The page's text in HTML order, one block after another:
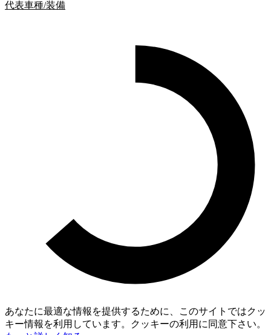
代表車種/装備
あなたに最適な情報を提供するために、このサイトではクッ
キー情報を利用しています。クッキーの利用に同意下さい。